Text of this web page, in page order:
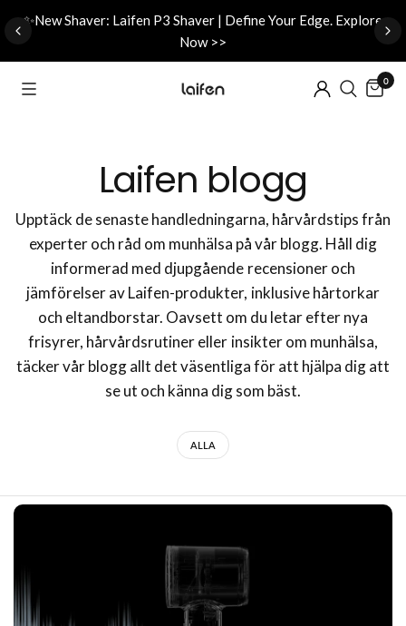
✨New Shaver: Laifen P3 Shaver | Define Your Edge. Explore
Now >>
0
Laifen blogg
Upptäck de senaste handledningarna, hårvårdstips från
experter och råd om munhälsa på vår blogg. Håll dig
informerad med djupgående recensioner och
jämförelser av Laifen-produkter, inklusive hårtorkar
och eltandborstar. Oavsett om du letar efter nya
frisyrer, hårvårdsrutiner eller insikter om munhälsa,
täcker vår blogg allt det väsentliga för att hjälpa dig att
se ut och känna dig som bäst.
ALLA